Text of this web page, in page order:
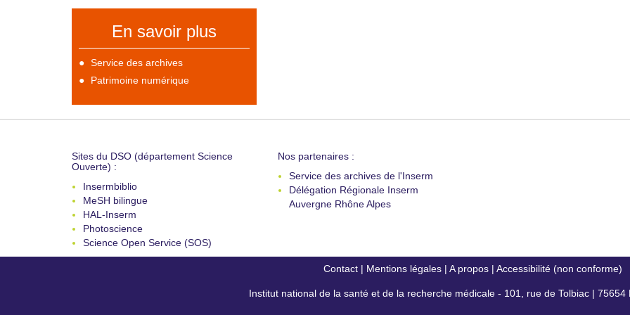
En savoir plus
Service des archives
Patrimoine numérique
Sites du DSO (département Science
Ouverte) :
Insermbiblio
MeSH bilingue
HAL-Inserm
Photoscience
Science Open Service (SOS)
Nos partenaires :
Service des archives de l'Inserm
Délégation Régionale Inserm
Auvergne Rhône Alpes
Contact| Mentions légales| A propos| Accessibilité (non conforme)
Institut national de la santé et de la recherche médicale - 101, rue de Tolbiac | 75654